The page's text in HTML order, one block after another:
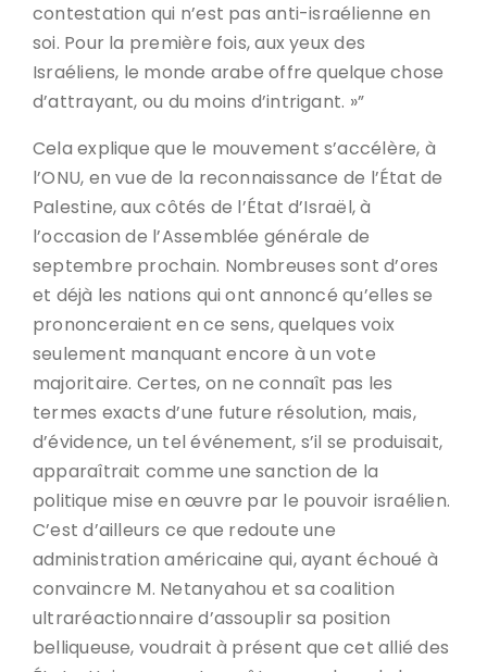
contestation qui n’est pas anti-israélienne en
soi. Pour la première fois, aux yeux des
Israéliens, le monde arabe offre quelque chose
d’attrayant, ou du moins d’intrigant. »”
Cela explique que le mouvement s’accélère, à
l’ONU, en vue de la reconnaissance de l’État de
Palestine, aux côtés de l’État d’Israël, à
l’occasion de l’Assemblée générale de
septembre prochain. Nombreuses sont d’ores
et déjà les nations qui ont annoncé qu’elles se
prononceraient en ce sens, quelques voix
seulement manquant encore à un vote
majoritaire. Certes, on ne connaît pas les
termes exacts d’une future résolution, mais,
d’évidence, un tel événement, s’il se produisait,
apparaîtrait comme une sanction de la
politique mise en œuvre par le pouvoir israélien.
C’est d’ailleurs ce que redoute une
administration américaine qui, ayant échoué à
convaincre M. Netanyahou et sa coalition
ultraréactionnaire d’assouplir sa position
belliqueuse, voudrait à présent que cet allié des